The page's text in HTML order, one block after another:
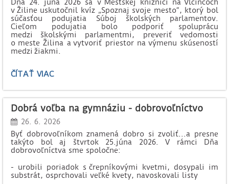
Dňa 24. júna 2026 sa v Mestskej knižnici na Vlčincoch
v Žiline uskutočnil kvíz „Spoznaj svoje mesto“, ktorý bol
súčasťou podujatia Súboj školských parlamentov.
Cieľom podujatia bolo podporiť spoluprácu
medzi školskými parlamentmi, preveriť vedomosti
o meste Žilina a vytvoriť priestor na výmenu skúseností
medzi žiakmi.
ÚSPECH
ŠKOLY
V
MESTSKOM
KVÍZE:
ČÍTAŤ VIAC
Dobrá voľba na gymnáziu - dobrovoľníctvo
26. 6. 2026
Byť dobrovoľníkom znamená dobro si zvoliť...a presne
takýto bol aj štvrtok 25.júna 2026. V rámci Dňa
dobrovoľníctva sme spoločne:
- urobili poriadok s črepníkovými kvetmi, dosypali im
substrát, osprchovali veľké kvety, navoskovali listy